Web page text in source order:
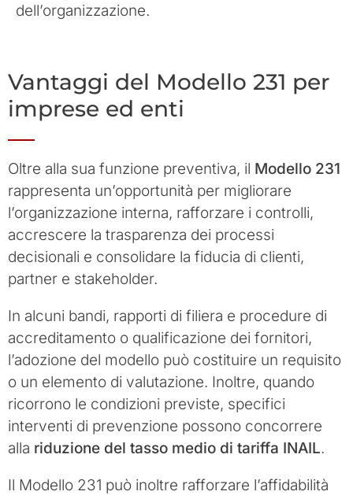
dell’organizzazione.
Vantaggi del Modello 231 per
imprese ed enti
Oltre alla sua funzione preventiva, il Modello 231
rappresenta un’opportunità per migliorare
l’organizzazione interna, rafforzare i controlli,
accrescere la trasparenza dei processi
decisionali e consolidare la fiducia di clienti,
partner e stakeholder.
In alcuni bandi, rapporti di filiera e procedure di
accreditamento o qualificazione dei fornitori,
l’adozione del modello può costituire un requisito
o un elemento di valutazione. Inoltre, quando
ricorrono le condizioni previste, specifici
interventi di prevenzione possono concorrere
alla riduzione del tasso medio di tariffa INAIL.
Il Modello 231 può inoltre rafforzare l’affidabilità